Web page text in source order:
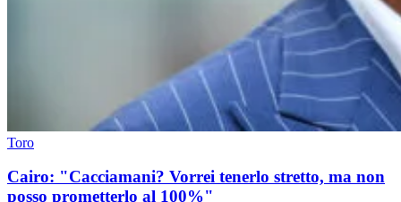
Toro
Cairo: "Cacciamani? Vorrei tenerlo stretto, ma non
posso prometterlo al 100%"